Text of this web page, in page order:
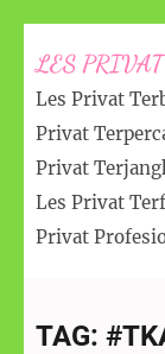
LES
Les Privat
Privat
Privat
Les Privat
Privat
TAG: